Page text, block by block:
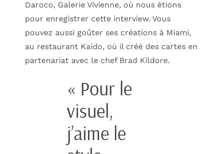
Daroco, Galerie Vivienne, où nous étions
pour enregistrer cette interview. Vous
pouvez aussi goûter ses créations à Miami,
au restaurant Kaido, où il créé des cartes en
partenariat avec le chef Brad Kildore.
« Pour le
visuel,
j’aime le